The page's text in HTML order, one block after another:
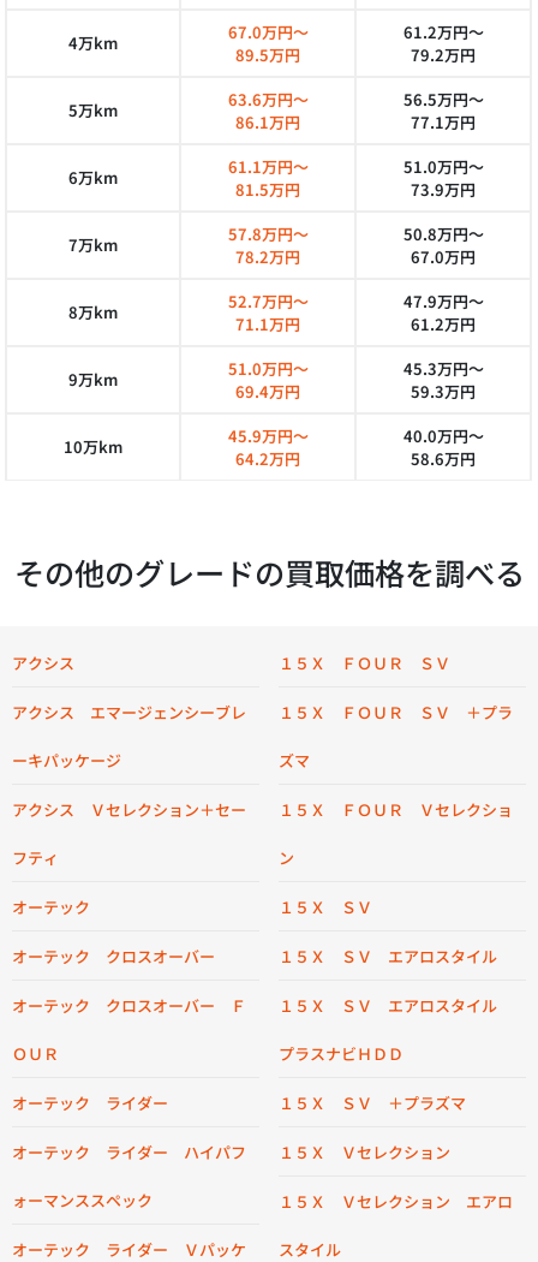
4万km
67.0万円～
89.5万円
61.2万円～
79.2万円
5万km
63.6万円～
86.1万円
56.5万円～
77.1万円
6万km
61.1万円～
81.5万円
51.0万円～
73.9万円
7万km
57.8万円～
78.2万円
50.8万円～
67.0万円
8万km
52.7万円～
71.1万円
47.9万円～
61.2万円
9万km
51.0万円～
69.4万円
45.3万円～
59.3万円
10万km
45.9万円～
64.2万円
40.0万円～
58.6万円
その他のグレードの買取価格を調べる
アクシス
アクシス エマージェンシーブレ
ーキパッケージ
アクシス Ｖセレクション＋セー
フティ
オーテック
オーテック クロスオーバー
オーテック クロスオーバー Ｆ
ＯＵＲ
オーテック ライダー
オーテック ライダー ハイパフ
ォーマンススペック
オーテック ライダー Ｖパッケ
１５Ｘ ＦＯＵＲ ＳＶ
１５Ｘ ＦＯＵＲ ＳＶ ＋プラ
ズマ
１５Ｘ ＦＯＵＲ Ｖセレクショ
ン
１５Ｘ ＳＶ
１５Ｘ ＳＶ エアロスタイル
１５Ｘ ＳＶ エアロスタイル
プラスナビＨＤＤ
１５Ｘ ＳＶ ＋プラズマ
１５Ｘ Ｖセレクション
１５Ｘ Ｖセレクション エアロ
スタイル